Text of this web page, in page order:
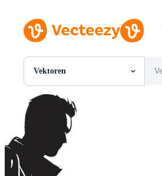
Vektoren
Alle Bilder
Fotos
PNGs
PSDs
SVGs
Vorlagen
Vektoren
Videos